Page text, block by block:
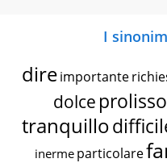
I
dire importante
dolce prolisso
tranquillo
inerme particolare